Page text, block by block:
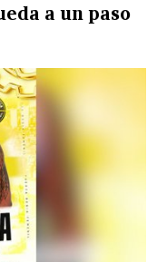
a un paso